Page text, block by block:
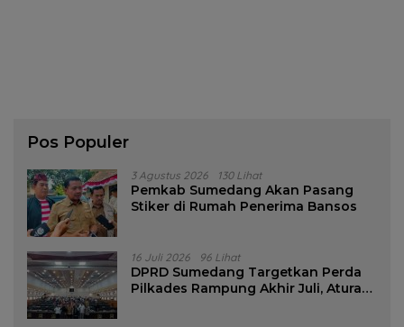
Pos Populer
3 Agustus 2026 130 Lihat
Pemkab Sumedang Akan Pasang
Stiker di Rumah Penerima Bansos
16 Juli 2026 96 Lihat
DPRD Sumedang Targetkan Perda
Pilkades Rampung Akhir Juli, Aturan